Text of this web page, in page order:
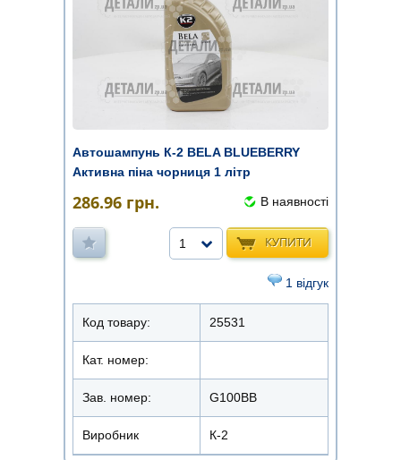
Автошампунь К-2 BELA BLUEBERRY
Активна піна чорниця 1 літр
286.96 грн. В наявності
КУПИТИ
1
1 відгук
Код товару: 25531
Кат. номер:
Зав. номер: G100BB
Виробник К-2